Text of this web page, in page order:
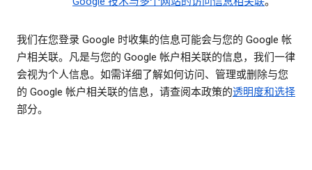
我们在您登录 Google 时收集的信息可能会与您的 Google 帐
户相关联。凡是与您的 Google 帐户相关联的信息，我们一律
会视为个人信息。如需详细了解如何访问、管理或删除与您
的 Google 帐户相关联的信息，请查阅本政策的透明度和选择
部分。